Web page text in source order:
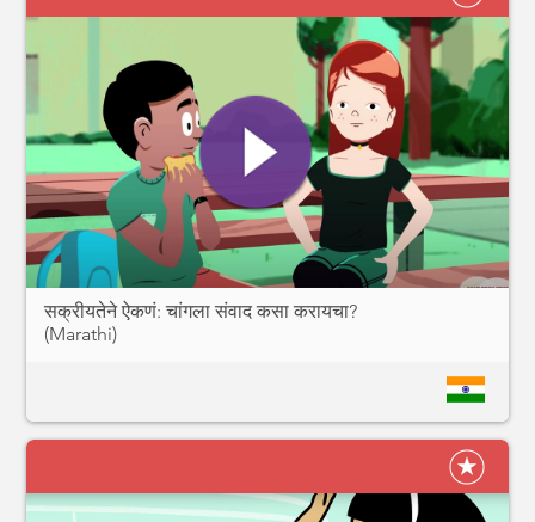
सक्रीयतेने ऐकणं: चांगला संवाद कसा करायचा?
(Marathi)